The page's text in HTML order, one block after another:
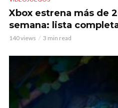
Xbox estrena más de
semana: lista
140 views 3 min read